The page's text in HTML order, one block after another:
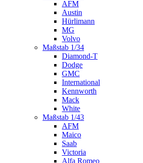
AFM
Austin
Hürlimann
MG
Volvo
Maßstab 1/34
Diamond-T
Dodge
GMC
International
Kennworth
Mack
White
Maßstab 1/43
AFM
Maico
Saab
Victoria
Alfa Romeo